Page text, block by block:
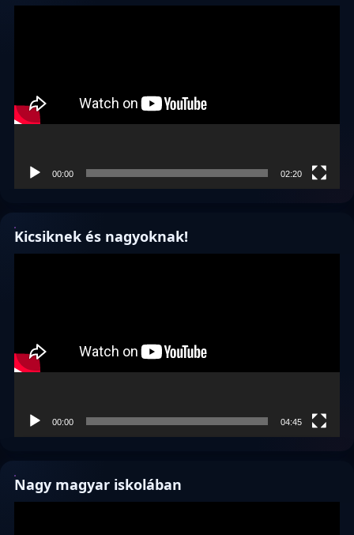
00:00 02:20
Kicsiknek és nagyoknak!
00:00 04:45
Nagy magyar iskolában